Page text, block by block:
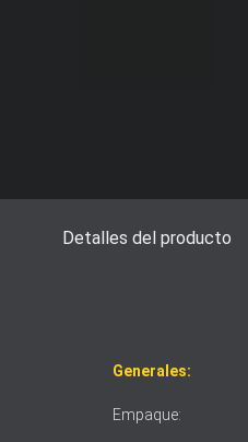
Detalles del producto
Generales:
Empaque: